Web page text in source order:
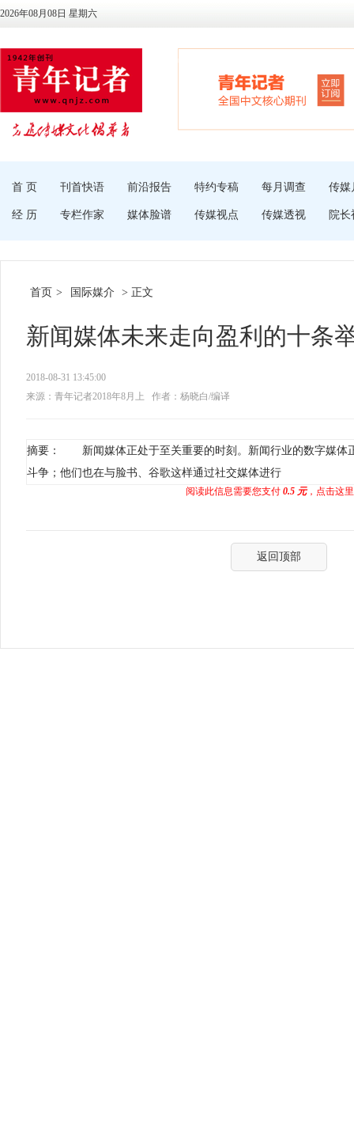
2026年08月08日 星期六
首 页 刊首快语 前沿报告 特约专稿 每月调查 传媒
经 历 专栏作家 媒体脸谱 传媒视点 传媒透视 院长
首页 > 国际媒介 > 正文
新闻媒体未来走向盈利的十条
2018-08-31 13:45:00
来源：青年记者2018年8月上
作者：杨晓白/编译
摘要： 新闻媒体正处于至关重要的时刻。新闻行业的数字媒体
斗争；他们也在与脸书、谷歌这样通过社交媒体进行
阅读此信息需要您支付 0.5 元，点击这
返回顶部